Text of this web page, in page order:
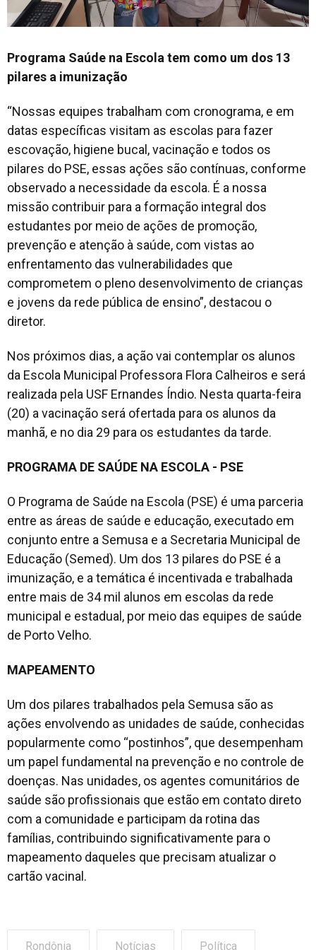
Programa Saúde na Escola tem como um dos 13
pilares a imunização
“Nossas equipes trabalham com cronograma, e em
datas específicas visitam as escolas para fazer
escovação, higiene bucal, vacinação e todos os
pilares do PSE, essas ações são contínuas, conforme
observado a necessidade da escola. É a nossa
missão contribuir para a formação integral dos
estudantes por meio de ações de promoção,
prevenção e atenção à saúde, com vistas ao
enfrentamento das vulnerabilidades que
comprometem o pleno desenvolvimento de crianças
e jovens da rede pública de ensino”, destacou o
diretor.
Nos próximos dias, a ação vai contemplar os alunos
da Escola Municipal Professora Flora Calheiros e será
realizada pela USF Ernandes Índio. Nesta quarta-feira
(20) a vacinação será ofertada para os alunos da
manhã, e no dia 29 para os estudantes da tarde.
PROGRAMA DE SAÚDE NA ESCOLA - PSE
O Programa de Saúde na Escola (PSE) é uma parceria
entre as áreas de saúde e educação, executado em
conjunto entre a Semusa e a Secretaria Municipal de
Educação (Semed). Um dos 13 pilares do PSE é a
imunização, e a temática é incentivada e trabalhada
entre mais de 34 mil alunos em escolas da rede
municipal e estadual, por meio das equipes de saúde
de Porto Velho.
MAPEAMENTO
Um dos pilares trabalhados pela Semusa são as
ações envolvendo as unidades de saúde, conhecidas
popularmente como “postinhos”, que desempenham
um papel fundamental na prevenção e no controle de
doenças. Nas unidades, os agentes comunitários de
saúde são profissionais que estão em contato direto
com a comunidade e participam da rotina das
famílias, contribuindo significativamente para o
mapeamento daqueles que precisam atualizar o
cartão vacinal.
Rondônia Notícias Política